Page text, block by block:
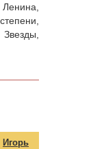
Игорь